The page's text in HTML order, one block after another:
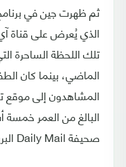
تلك اللحظة الساحرة
الماضي، بينما كان
المشاهدون إلى موقع
البالغ من العمر خمسة
صحيفة Daily Mail البريطانية.